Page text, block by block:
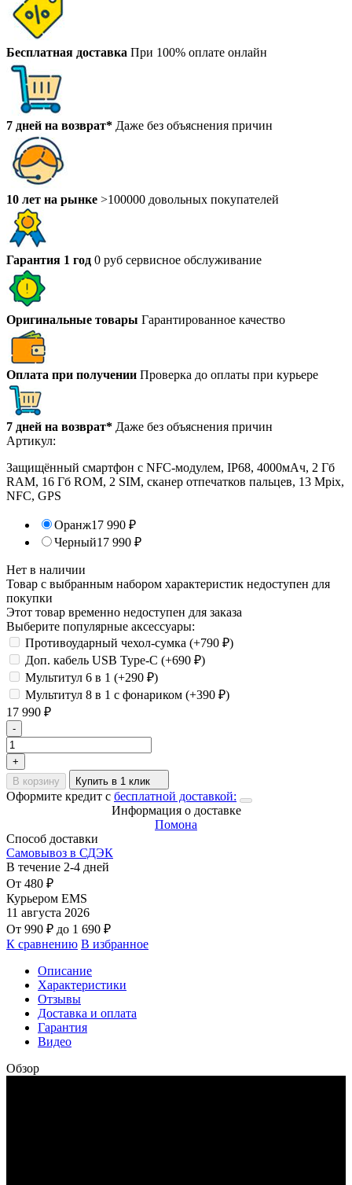
Бесплатная доставка При 100% оплате онлайн
7 дней на возврат* Даже без объяснения причин
10 лет на рынке >100000 довольных покупателей
Гарантия 1 год 0 руб сервисное обслуживание
Оригинальные товары Гарантированное качество
Оплата при получении Проверка до оплаты при курьере
7 дней на возврат* Даже без объяснения причин
Артикул:
Защищённый смартфон с NFC-модулем, IP68, 4000мАч, 2 Гб
RAM, 16 Гб ROM, 2 SIM, сканер отпечатков пальцев, 13 Mpix,
NFC, GPS
Оранж17 990 ₽
Черный17 990 ₽
Нет в наличии
Товар с выбранным набором характеристик недоступен для
покупки
Этот товар временно недоступен для заказа
Выберите популярные аксессуары:
Противоударный чехол-сумка (+790 ₽)
Доп. кабель USB Type-C (+690 ₽)
Мультитул 6 в 1 (+290 ₽)
Мультитул 8 в 1 с фонариком (+390 ₽)
17 990 ₽
-
+
В корзину
Купить в 1 клик
Оформите кредит с бесплатной доставкой:
Информация о доставке
Помона
Способ доставки
Самовывоз в СДЭК
В течение 2-4 дней
От 480 ₽
Курьером EMS
11 августа 2026
От 990 ₽ до 1 690 ₽
К сравнению В избранное
Описание
Характеристики
Отзывы
Доставка и оплата
Гарантия
Видео
Обзор